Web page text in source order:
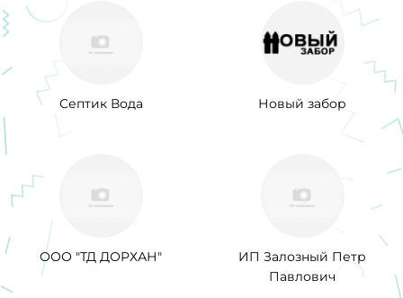
Септик Вода Новый забор
ООО "ТД ДОРХАН"
ИП Залозный Петр
Павлович